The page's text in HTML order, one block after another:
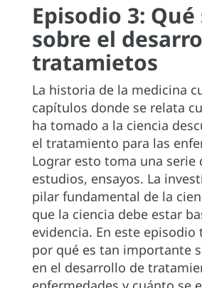
Episodio 3: Qué
sobre el
tratamietos
La historia de la medicina
capítulos donde se relata
ha tomado a la ciencia
el tratamiento para las
Lograr esto toma una serie
estudios, ensayos. La
pilar fundamental de la
que la ciencia debe estar
evidencia. En este episodio
por qué es tan importante
en el desarrollo de